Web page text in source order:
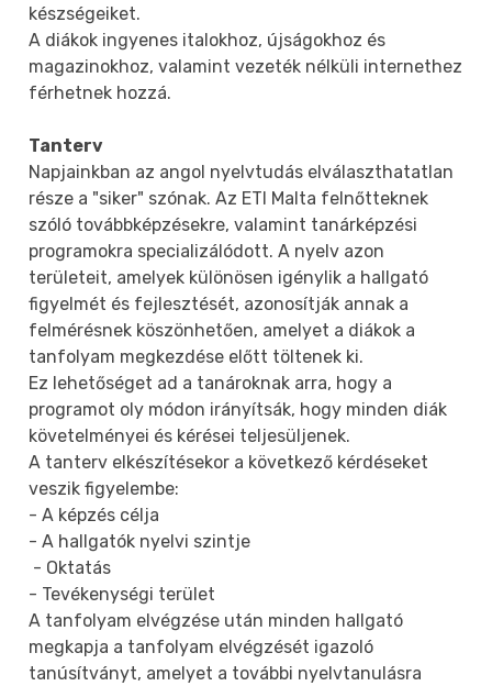
készségeiket.
A diákok ingyenes italokhoz, újságokhoz és
magazinokhoz, valamint vezeték nélküli internethez
férhetnek hozzá.
Tanterv
Napjainkban az angol nyelvtudás elválaszthatatlan
része a "siker" szónak. Az ETI Malta felnőtteknek
szóló továbbképzésekre, valamint tanárképzési
programokra specializálódott. A nyelv azon
területeit, amelyek különösen igénylik a hallgató
figyelmét és fejlesztését, azonosítják annak a
felmérésnek köszönhetően, amelyet a diákok a
tanfolyam megkezdése előtt töltenek ki.
Ez lehetőséget ad a tanároknak arra, hogy a
programot oly módon irányítsák, hogy minden diák
követelményei és kérései teljesüljenek.
A tanterv elkészítésekor a következő kérdéseket
veszik figyelembe:
- A képzés célja
- A hallgatók nyelvi szintje
- Oktatás
- Tevékenységi terület
A tanfolyam elvégzése után minden hallgató
megkapja a tanfolyam elvégzését igazoló
tanúsítványt, amelyet a további nyelvtanulásra